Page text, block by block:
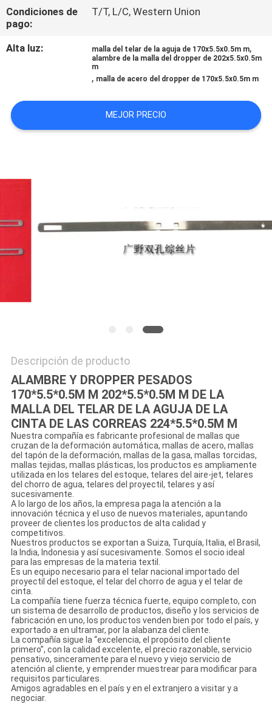
EN
CONTACTO
PIDA
UNA
MAPA
SITIO
Condiciones de
pago:
T/T, L/C, Western Union
Alta luz: malla del telar de la aguja de 170x5.5x0.5m m,
alambre de la malla del dropper de 202x5.5x0.5m
m
, malla de acero del dropper de 170x5.5x0.5m m
MEJOR PRECIO
Descripción de producto
ALAMBRE Y DROPPER PESADOS
170*5.5*0.5M M 202*5.5*0.5M M DE LA
MALLA DEL TELAR DE LA AGUJA DE LA
CINTA DE LAS CORREAS 224*5.5*0.5M M
Nuestra compañía es fabricante profesional de mallas que
cruzan de la deformación automática, mallas de acero, mallas
del tapón de la deformación, mallas de la gasa, mallas torcidas,
mallas tejidas, mallas plásticas, los productos es ampliamente
utilizada en los telares del estoque, telares del aire-jet, telares
del chorro de agua, telares del proyectil, telares y así
sucesivamente.
A lo largo de los años, la empresa paga la atención a la
innovación técnica y el uso de nuevos materiales, apuntando
proveer de clientes los productos de alta calidad y
competitivos.
Nuestros productos se exportan a Suiza, Turquía, Italia, el Brasil,
la India, Indonesia y así sucesivamente. Somos el socio ideal
para las empresas de la materia textil.
Es un equipo necesario para el telar nacional importado del
proyectil del estoque, el telar del chorro de agua y el telar de
cinta.
La compañía tiene fuerza técnica fuerte, equipo completo, con
un sistema de desarrollo de productos, diseño y los servicios de
fabricación en uno, los productos venden bien por todo el país, y
exportado a en ultramar, por la alabanza del cliente.
La compañía sigue la “excelencia, el propósito del cliente
primero”, con la calidad excelente, el precio razonable, servicio
pensativo, sinceramente para el nuevo y viejo servicio de
atención al cliente, y emprender muestrear para modificar para
requisitos particulares.
Amigos agradables en el país y en el extranjero a visitar y a
negociar.